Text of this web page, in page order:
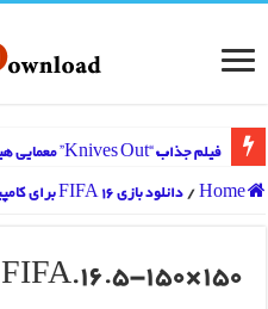
فیلم جذاب “Knives Out” معمایی هیجان‌انگیز برای همه سلیقه‌ها
Home
/دانلود بازی FIFA 16 برای کامپیوتر
FIFA.16.5-150×150